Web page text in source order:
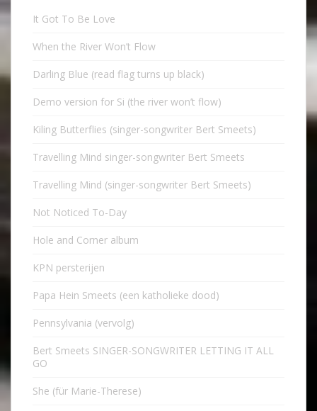
It Got To Be Love
When the River Won’t Flow
Darling Blue (read flag turns up black)
Demo version for Si (the river won’t flow)
Kiling Butterflies (singer-songwriter Bert Smeets)
Travelling Mind singer-songwriter Bert Smeets
Travelling Mind (singer-songwriter Bert Smeets)
Not Noticed To-Day
Hole and Corner album
KPN persterijen
Papa Hein Smeets (een katholieke dood)
Pennsylvania (vervolg)
Bert Smeets SINGER-SONGWRITER LETTING IT ALL
GO
She (für Marie-Therese)